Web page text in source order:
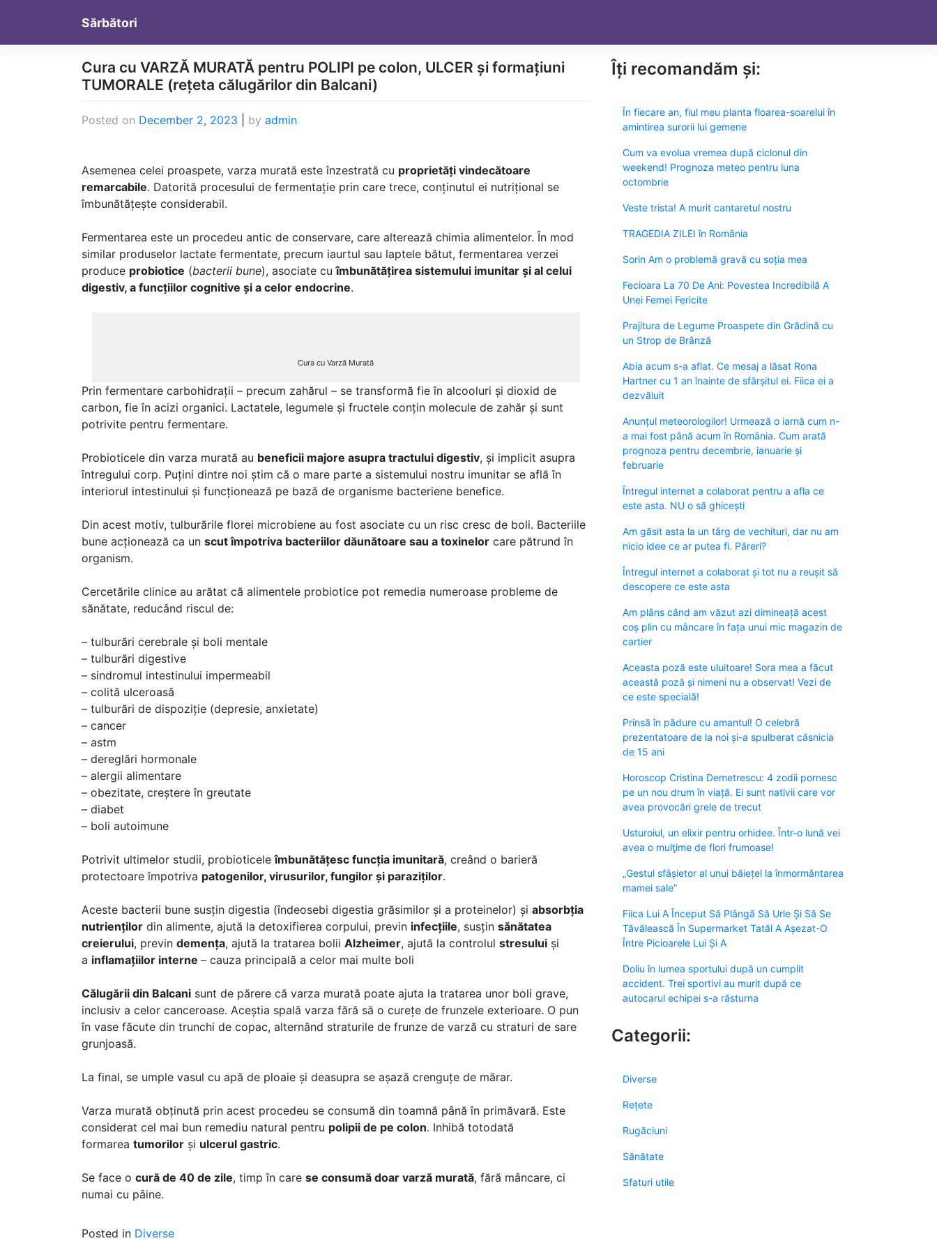
content
Sărbători
Cura cu VARZĂ MURATĂ pentru POLIPI pe colon, ULCER și formațiuni
TUMORALE (rețeta călugărilor din Balcani)
Posted on December 2, 2023 by admin
Asemenea celei proaspete, varza murată este înzestrată cu proprietăți vindecătoare
remarcabile. Datorită procesului de fermentație prin care trece, conținutul ei nutrițional se
îmbunătățește considerabil.
Fermentarea este un procedeu antic de conservare, care alterează chimia alimentelor. În mod
similar produselor lactate fermentate, precum iaurtul sau laptele bătut, fermentarea verzei
produce probiotice (bacterii bune), asociate cuîmbunătățirea sistemului imunitar și al celui
digestiv, a funcțiilor cognitive și a celor endocrine.
Cura cu Varză Murată
Prin fermentare carbohidrații – precum zahărul – se transformă fie în alcooluri și dioxid de
carbon, fie în acizi organici. Lactatele, legumele și fructele conțin molecule de zahăr și sunt
potrivite pentru fermentare.
Probioticele din varza murată au beneficii majore asupra tractului digestiv, și implicit asupra
întregului corp. Puțini dintre noi știm că o mare parte a sistemului nostru imunitar se află în
interiorul intestinului și funcționează pe bază de organisme bacteriene benefice.
Din acest motiv, tulburările florei microbiene au fost asociate cu un risc cresc de boli. Bacteriile
bune acționează ca un scut împotriva bacteriilor dăunătoare sau a toxinelor care pătrund în
organism.
Cercetările clinice au arătat că alimentele probiotice pot remedia numeroase probleme de
sănătate, reducând riscul de:
– tulburări cerebrale și boli mentale
– tulburări digestive
– sindromul intestinului impermeabil
– colită ulceroasă
– tulburări de dispoziție (depresie, anxietate)
– cancer
– astm
– dereglări hormonale
– alergii alimentare
– obezitate, creștere în greutate
– diabet
– boli autoimune
Potrivit ultimelor studii, probioticeleîmbunătățesc funcția imunitară, creând o barieră
protectoare împotriva patogenilor, virusurilor, fungilor și paraziților.
Aceste bacterii bune susțin digestia (îndeosebi digestia grăsimilor și a proteinelor) și absorbția
nutrienților din alimente, ajută la detoxifierea corpului, previn infecțiile, susțin sănătatea
creierului, previn demența, ajută la tratarea bolii Alzheimer, ajută la controlul stresului și
a inflamațiilor interne – cauza principală a celor mai multe boli
Călugării din Balcani sunt de părere că varza murată poate ajuta la tratarea unor boli grave,
inclusiv a celor canceroase. Aceștia spală varza fără să o curețe de frunzele exterioare. O pun
în vase făcute din trunchi de copac, alternând straturile de frunze de varză cu straturi de sare
grunjoasă.
La final, se umple vasul cu apă de ploaie și deasupra se așază crenguțe de mărar.
Varza murată obținută prin acest procedeu se consumă din toamnă până în primăvară. Este
considerat cel mai bun remediu natural pentru polipii de pe colon. Inhibă totodată
formarea tumorilor și ulcerul gastric.
Se face o cură de 40 de zile, timp în care se consumă doar varză murată, fără mâncare, ci
numai cu pâine.
Posted in Diverse
Îți recomandăm și:
În fiecare an, fiul meu planta floarea-soarelui în
amintirea surorii lui gemene
Cum va evolua vremea după ciclonul din
weekend! Prognoza meteo pentru luna
octombrie
Veste trista! A murit cantaretul nostru
TRAGEDIA ZILEI în România
Sorin Am o problemă gravă cu soția mea
Fecioara La 70 De Ani: Povestea Incredibilă A
Unei Femei Fericite
Prajitura de Legume Proaspete din Grădină cu
un Strop de Brânză
Abia acum s-a aflat. Ce mesaj a lăsat Rona
Hartner cu 1 an înainte de sfârșitul ei. Fiica ei a
dezvăluit
Anunțul meteorologilor! Urmează o iarnă cum n-
a mai fost până acum în România. Cum arată
prognoza pentru decembrie, ianuarie și
februarie
Întregul internet a colaborat pentru a afla ce
este asta. NU o să ghicești
Am găsit asta la un târg de vechituri, dar nu am
nicio idee ce ar putea fi. Păreri?
Întregul internet a colaborat și tot nu a reușit să
descopere ce este asta
Am plâns când am văzut azi dimineață acest
coș plin cu mâncare în fața unui mic magazin de
cartier
Aceasta poză este uluitoare! Sora mea a făcut
această poză și nimeni nu a observat! Vezi de
ce este specială!
Prinsă în pădure cu amantul! O celebră
prezentatoare de la noi și-a spulberat căsnicia
de 15 ani
Horoscop Cristina Demetrescu: 4 zodii pornesc
pe un nou drum în viață. Ei sunt nativii care vor
avea provocări grele de trecut
Usturoiul, un elixir pentru orhidee. Într-o lună vei
avea o mulţime de flori frumoase!
„Gestul sfâșietor al unui băiețel la înmormântarea
mamei sale”
Fiica Lui A Început Să Plângă Să Urle Și Să Se
Tăvălească În Supermarket Tatăl A Așezat-O
Între Picioarele Lui Și A
Doliu în lumea sportului după un cumplit
accident. Trei sportivi au murit după ce
autocarul echipei s-a răsturna
Categorii:
Diverse
Rețete
Rugăciuni
Sănătate
Sfaturi utile